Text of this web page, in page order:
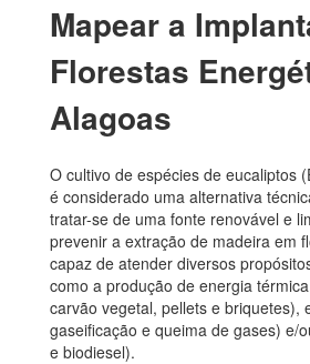
Mapear a
Florestas
Alagoas
O cultivo de espécies de eucaliptos
é considerado uma alternativa
tratar-se de uma fonte renovável e
prevenir a extração de madeira em
capaz de atender diversos
como a produção de energia
carvão vegetal, pellets e briquetes),
gaseificação e queima de gases) e/
e biodiesel).